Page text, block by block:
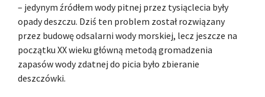
– jedynym źródłem wody pitnej przez tysiąclecia były
opady deszczu. Dziś ten problem został rozwiązany
przez budowę odsalarni wody morskiej, lecz jeszcze na
początku XX wieku główną metodą gromadzenia
zapasów wody zdatnej do picia było zbieranie
deszczówki.